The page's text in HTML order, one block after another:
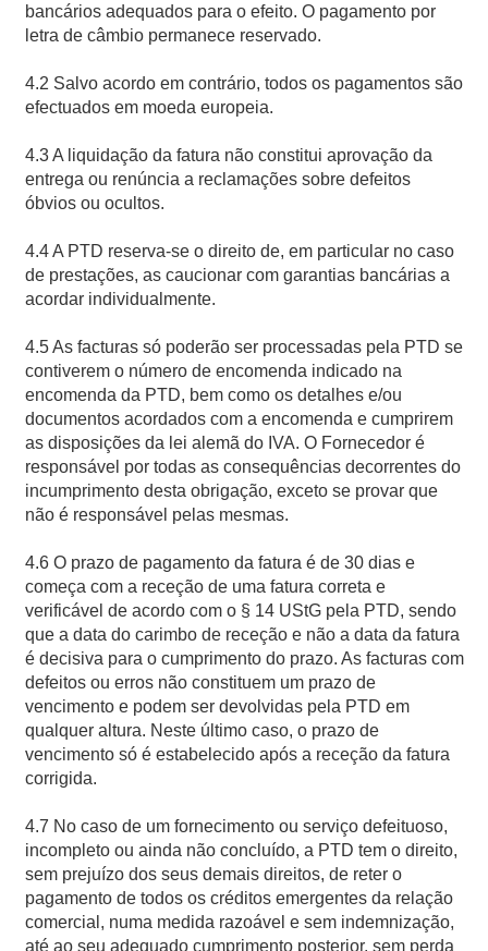
bancários adequados para o efeito. O pagamento por
letra de câmbio permanece reservado.
4.2 Salvo acordo em contrário, todos os pagamentos são
efectuados em moeda europeia.
4.3 A liquidação da fatura não constitui aprovação da
entrega ou renúncia a reclamações sobre defeitos
óbvios ou ocultos.
4.4 A PTD reserva-se o direito de, em particular no caso
de prestações, as caucionar com garantias bancárias a
acordar individualmente.
4.5 As facturas só poderão ser processadas pela PTD se
contiverem o número de encomenda indicado na
encomenda da PTD, bem como os detalhes e/ou
documentos acordados com a encomenda e cumprirem
as disposições da lei alemã do IVA. O Fornecedor é
responsável por todas as consequências decorrentes do
incumprimento desta obrigação, exceto se provar que
não é responsável pelas mesmas.
4.6 O prazo de pagamento da fatura é de 30 dias e
começa com a receção de uma fatura correta e
verificável de acordo com o § 14 UStG pela PTD, sendo
que a data do carimbo de receção e não a data da fatura
é decisiva para o cumprimento do prazo. As facturas com
defeitos ou erros não constituem um prazo de
vencimento e podem ser devolvidas pela PTD em
qualquer altura. Neste último caso, o prazo de
vencimento só é estabelecido após a receção da fatura
corrigida.
4.7 No caso de um fornecimento ou serviço defeituoso,
incompleto ou ainda não concluído, a PTD tem o direito,
sem prejuízo dos seus demais direitos, de reter o
pagamento de todos os créditos emergentes da relação
comercial, numa medida razoável e sem indemnização,
até ao seu adequado cumprimento posterior, sem perda